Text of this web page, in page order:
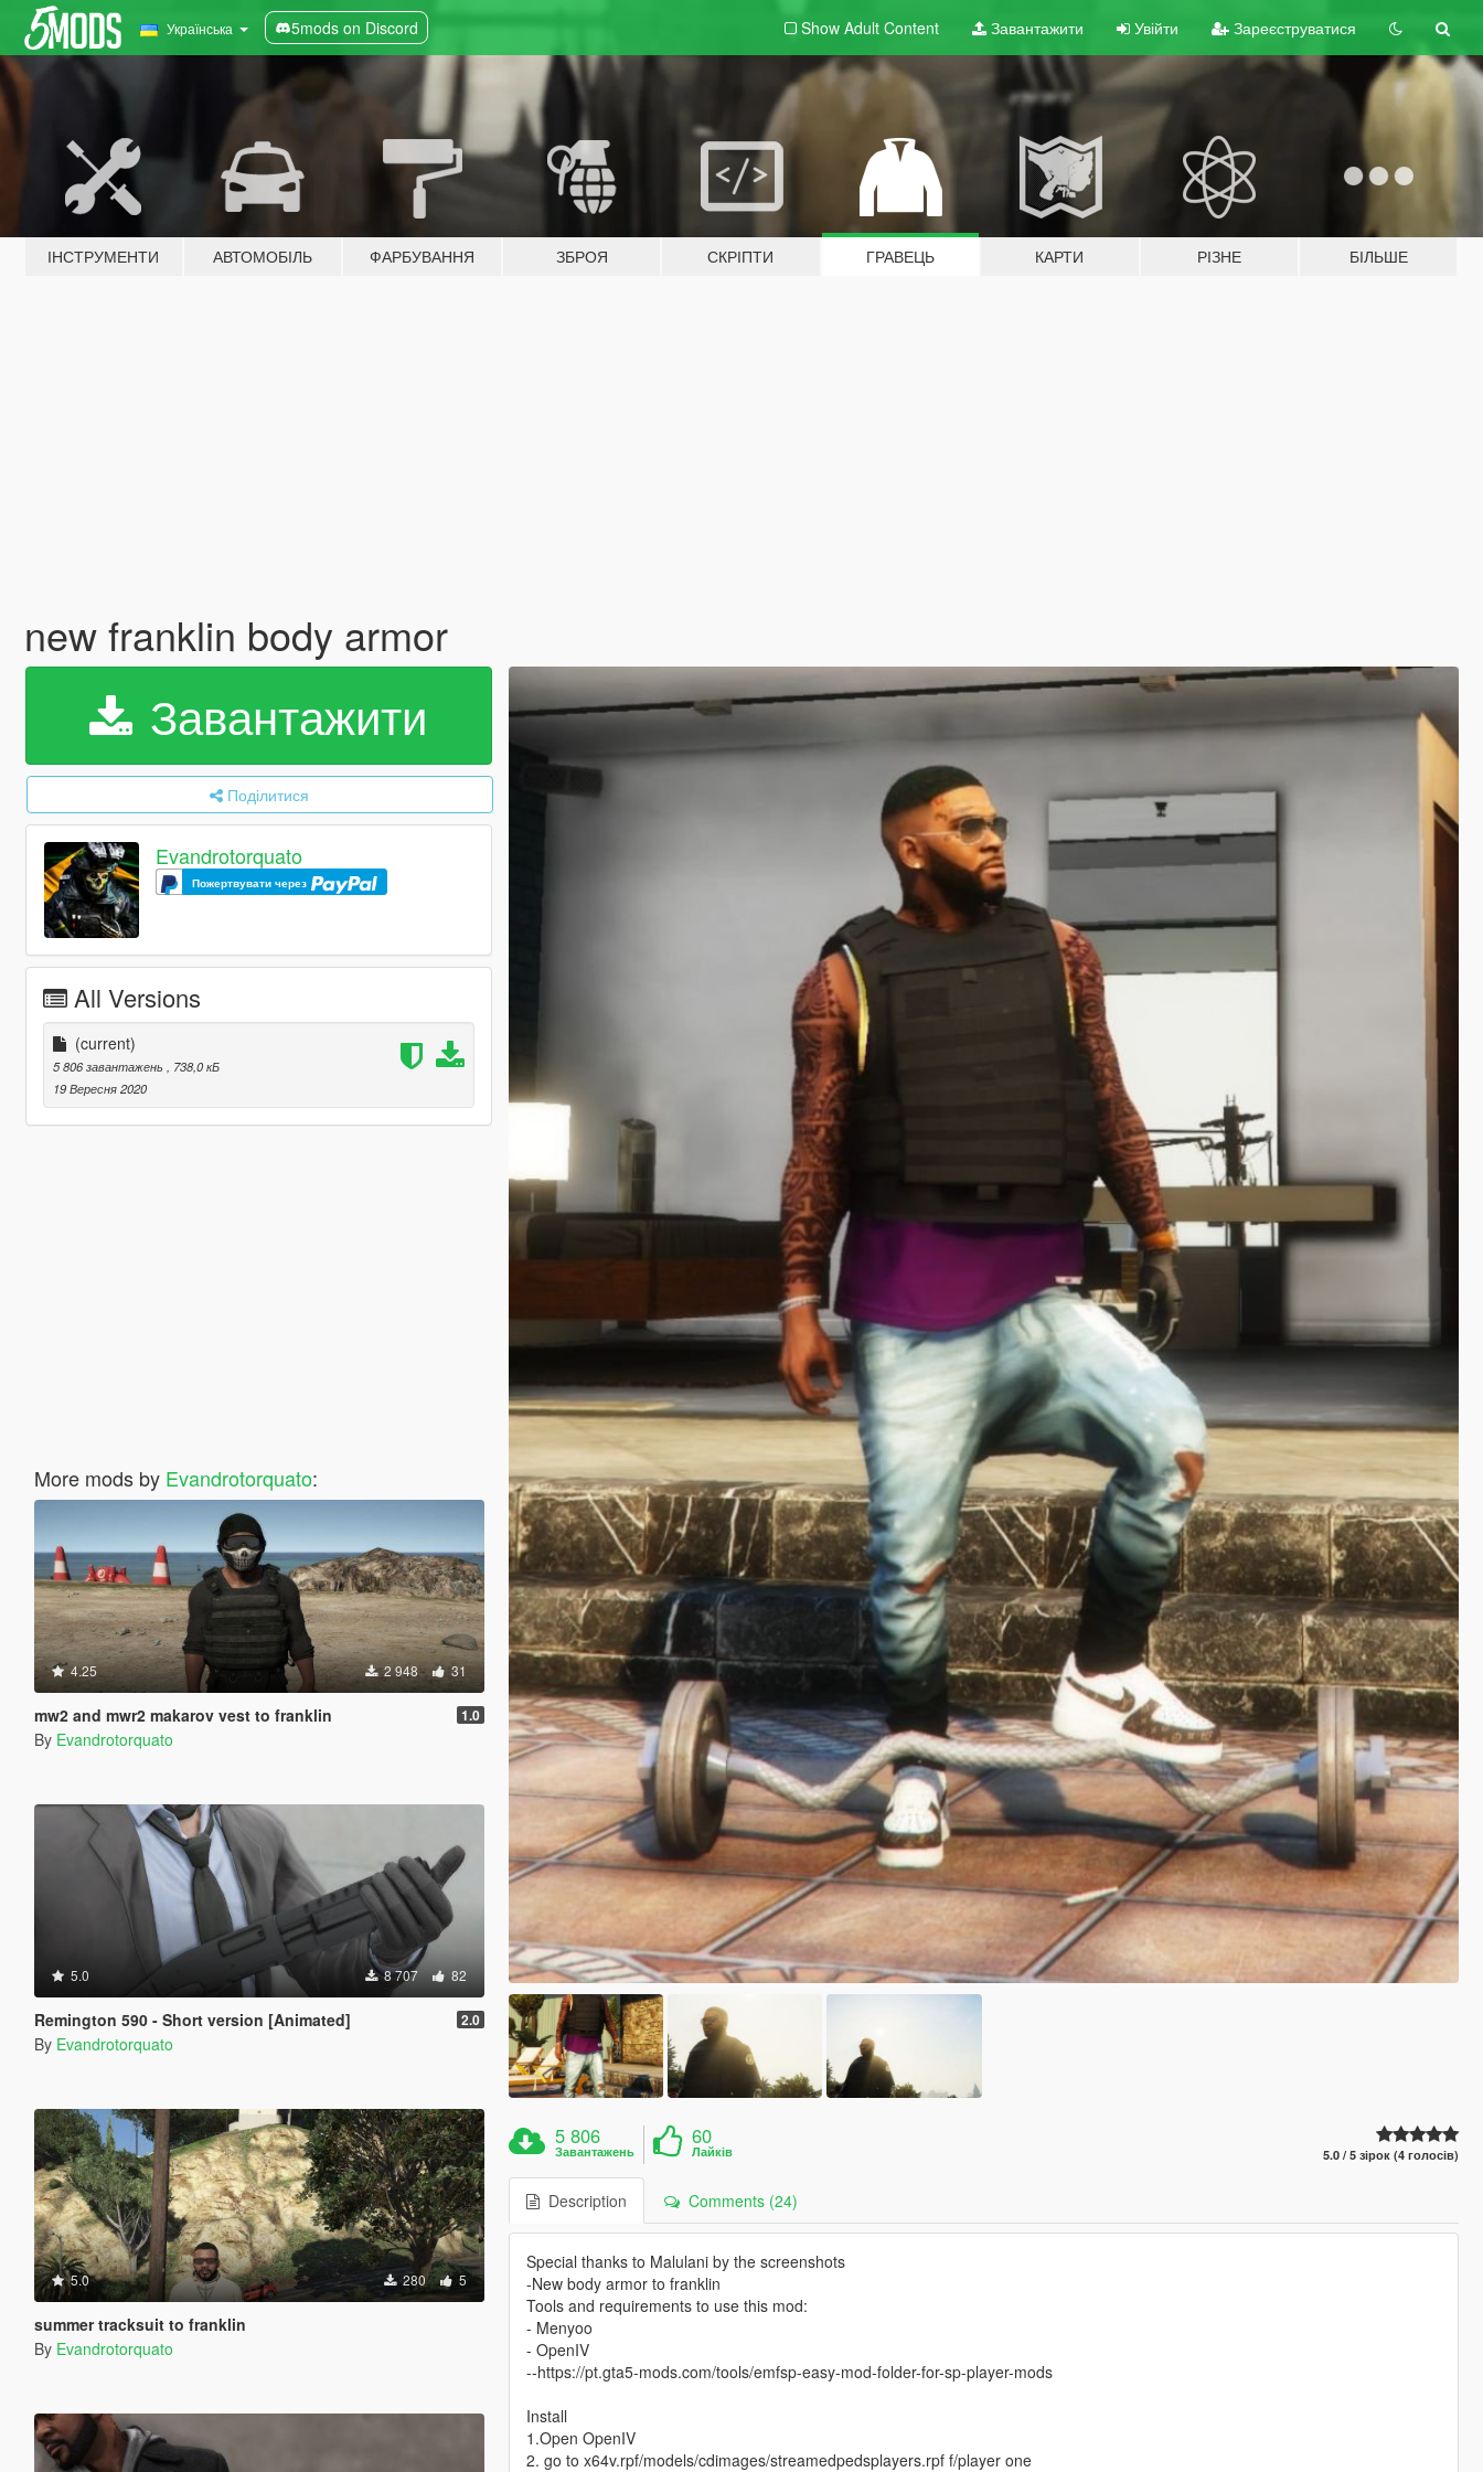
Українська 5mods on Discord Show Adult Content Завантажити Увійти Зареєструватися
ІНСТРУМЕНТИ АВТОМОБІЛЬ ФАРБУВАННЯ ЗБРОЯ СКРІПТИ ГРАВЕЦЬ КАРТИ РІЗНЕ БІЛЬШЕ
new franklin body armor
Завантажити
Поділитися
Evandrotorquato
Пожертвувати через
All Versions
(current)
5 806 завантажень
, 738,0 кБ
19 Вересня 2020
More mods by Evandrotorquato:
4.25 2 948 31
mw2 and mwr2 makarov vest to franklin 1.0
By Evandrotorquato
5.0 8 707 82
Remington 590 - Short version [Animated] 2.0
By Evandrotorquato
5.0 280 5
summer tracksuit to franklin
By Evandrotorquato
5 806
Завантажень
60
Лайків 5.0 / 5 зірок (4 голосів)
Description Comments (24)
Special thanks to Malulani by the screenshots
-New body armor to franklin
Tools and requirements to use this mod:
- Menyoo
- OpenIV
--https://pt.gta5-mods.com/tools/emfsp-easy-mod-folder-for-sp-player-mods
Install
1.Open OpenIV
2. go to x64v.rpf/models/cdimages/streamedpedsplayers.rpf f/player one